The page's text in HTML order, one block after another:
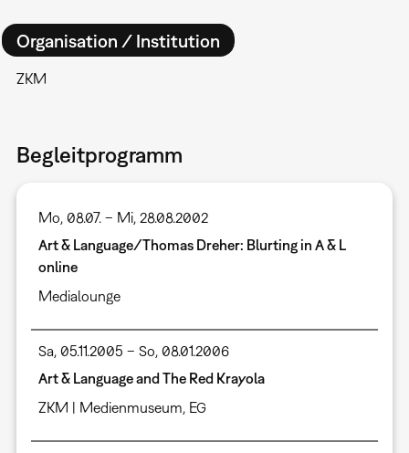
Organisation / Institution
ZKM
Begleitprogramm
Mo, 08.07. – Mi, 28.08.2002
Art & Language/Thomas Dreher: Blurting in A & L
online
Medialounge
Sa, 05.11.2005 – So, 08.01.2006
Art & Language and The Red Krayola
ZKM | Medienmuseum, EG